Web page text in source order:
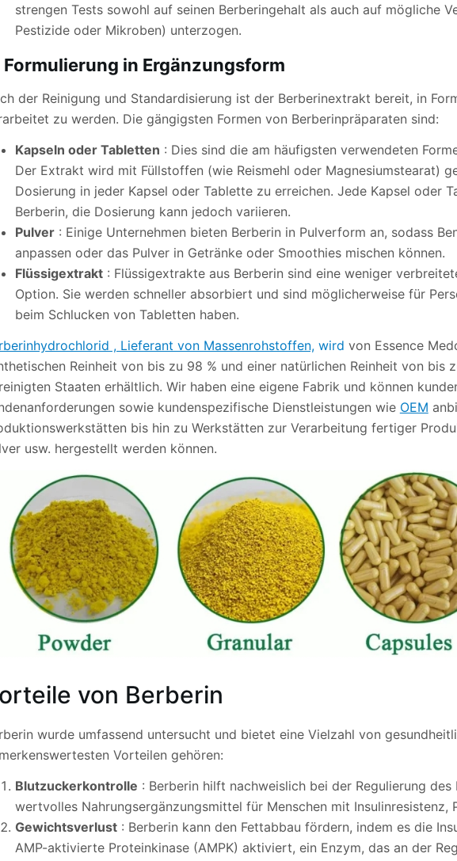
strengen Tests sowohl auf seinen Berberingehalt als auch auf mögliche
Pestizide oder Mikroben) unterzogen.
Formulierung in Ergänzungsform
der Reinigung und Standardisierung ist der Berberinextrakt bereit, in
zu werden. Die gängigsten Formen von Berberinpräparaten sind:
Kapseln oder Tabletten : Dies sind die am häufigsten verwendeten
Der Extrakt wird mit Füllstoffen (wie Reismehl oder Magnesiumstearat)
Dosierung in jeder Kapsel oder Tablette zu erreichen. Jede Kapsel oder
Berberin, die Dosierung kann jedoch variieren.
Pulver: Einige Unternehmen bieten Berberin in Pulverform an, sodass
anpassen oder das Pulver in Getränke oder Smoothies mischen können.
Flüssigextrakt: Flüssigextrakte aus Berberin sind eine weniger
Option. Sie werden schneller absorbiert und sind möglicherweise für
beim Schlucken von Tabletten haben.
, Lieferant von Massenrohstoffen,wird von Essence
Reinheit von bis zu 98 % und einer natürlichen Reinheit von bis
Staaten erhältlich. Wir haben eine eigene Fabrik und können
sowie kundenspezifische Dienstleistungen wie OEM
bis hin zu Werkstätten zur Verarbeitung fertiger
usw. hergestellt werden können.
von Berberin
wurde umfassend untersucht und bietet eine Vielzahl von
Vorteilen gehören:
Blutzuckerkontrolle : Berberin hilft nachweislich bei der Regulierung
wertvolles Nahrungsergänzungsmittel für Menschen mit Insulinresistenz,
Gewichtsverlust: Berberin kann den Fettabbau fördern, indem es die
AMP-aktivierte Proteinkinase (AMPK) aktiviert, ein Enzym, das an der